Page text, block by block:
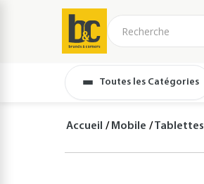
Toutes les Catégories
Accueil Mobile Tablettes